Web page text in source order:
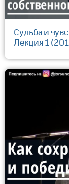
Судьба и
Лекция 1